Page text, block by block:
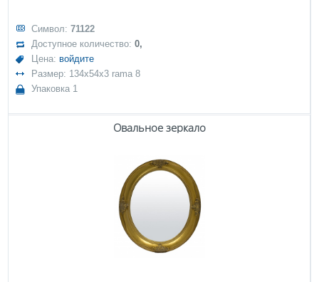
Символ:71122
Доступное количество:0,
Цена: войдите
Размер: 134x54x3 rama 8
Упаковка 1
Овальное зеркало